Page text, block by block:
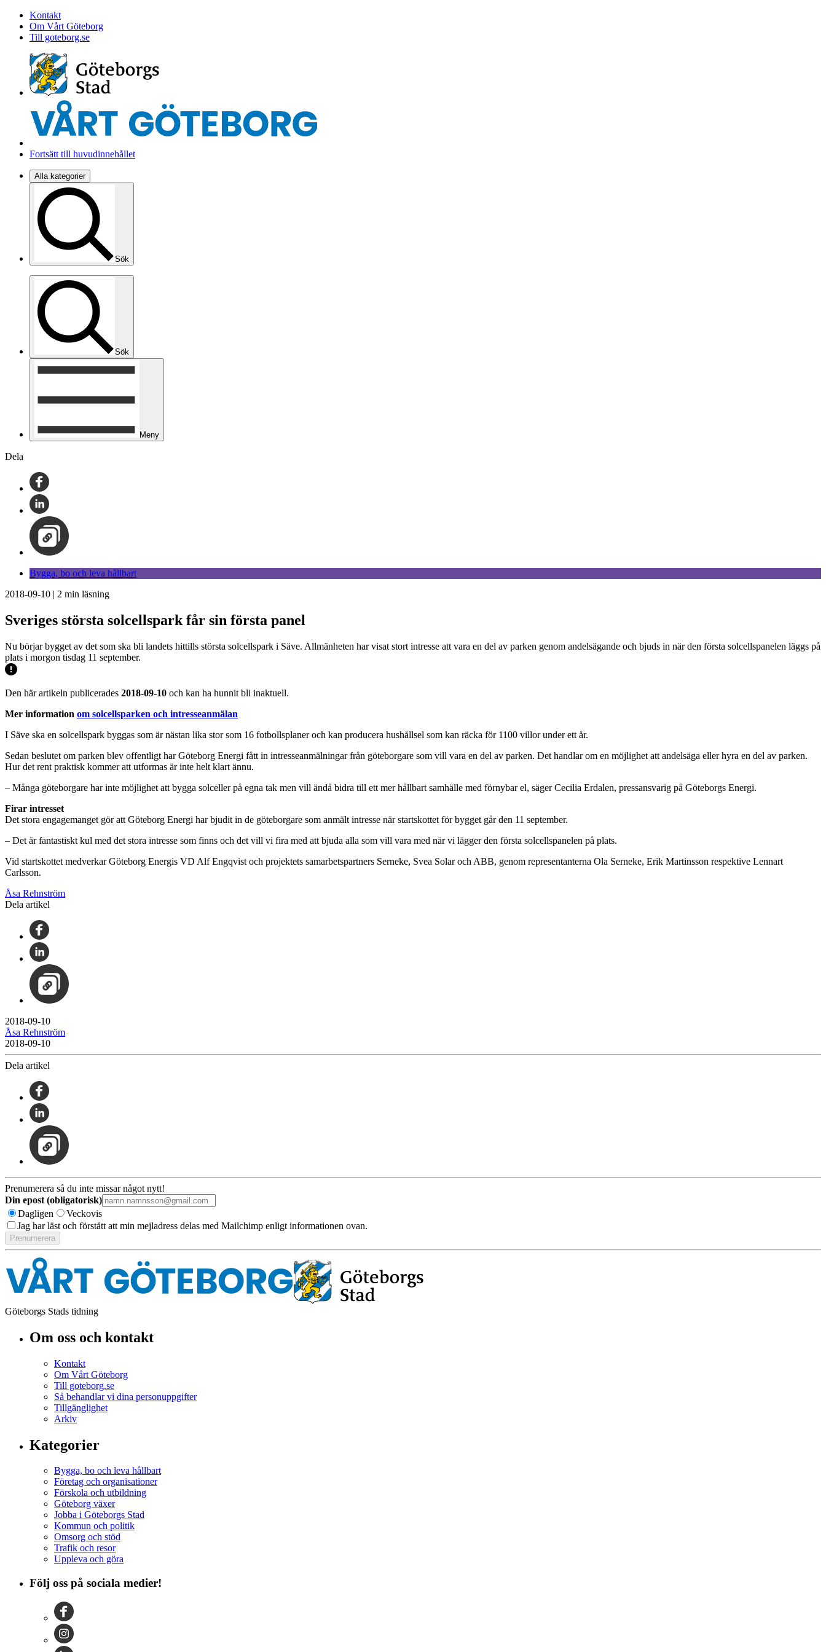
Kontakt
Om Vårt Göteborg
Till goteborg.se
Fortsätt till huvudinnehållet
Alla kategorier
Sök
Sök
Meny
Dela
Bygga, bo och leva hållbart
2018-09-10 | 2 min läsning
Sveriges största solcellspark får sin första panel
Nu börjar bygget av det som ska bli landets hittills största solcellspark i Säve. Allmänheten har visat stort intresse att vara en del av parken genom andelsägande och bjuds in när den första solcellspanelen läggs på
plats i morgon tisdag 11 september.
Den här artikeln publicerades 2018-09-10 och kan ha hunnit bli inaktuell.
Mer information om solcellsparken och intresseanmälan
I Säve ska en solcellspark byggas som är nästan lika stor som 16 fotbollsplaner och kan producera hushållsel som kan räcka för 1100 villor under ett år.
Sedan beslutet om parken blev offentligt har Göteborg Energi fått in intresseanmälningar från göteborgare som vill vara en del av parken. Det handlar om en möjlighet att andelsäga eller hyra en del av parken.
Hur det rent praktisk kommer att utformas är inte helt klart ännu.
– Många göteborgare har inte möjlighet att bygga solceller på egna tak men vill ändå bidra till ett mer hållbart samhälle med förnybar el, säger Cecilia Erdalen, pressansvarig på Göteborgs Energi.
Firar intresset
Det stora engagemanget gör att Göteborg Energi har bjudit in de göteborgare som anmält intresse när startskottet för bygget går den 11 september.
– Det är fantastiskt kul med det stora intresse som finns och det vill vi fira med att bjuda alla som vill vara med när vi lägger den första solcellspanelen på plats.
Vid startskottet medverkar Göteborg Energis VD Alf Engqvist och projektets samarbetspartners Serneke, Svea Solar och ABB, genom representanterna Ola Serneke, Erik Martinsson respektive Lennart
Carlsson.
Åsa Rehnström
Dela artikel
2018-09-10
Åsa Rehnström
2018-09-10
Dela artikel
Prenumerera så du inte missar något nytt!
Din epost (obligatorisk)
Dagligen
Veckovis
Jag har läst och förstått att min mejladress delas med Mailchimp enligt informationen ovan.
Göteborgs Stads tidning
Om oss och kontakt
Kontakt
Om Vårt Göteborg
Till goteborg.se
Så behandlar vi dina personuppgifter
Tillgänglighet
Arkiv
Kategorier
Bygga, bo och leva hållbart
Företag och organisationer
Förskola och utbildning
Göteborg växer
Jobba i Göteborgs Stad
Kommun och politik
Omsorg och stöd
Trafik och resor
Uppleva och göra
Följ oss på sociala medier!